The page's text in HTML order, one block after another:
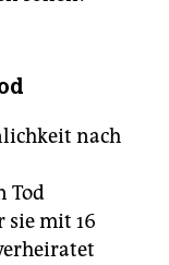
nach
Tod
sie mit 16